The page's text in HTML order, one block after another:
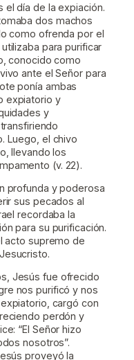
el día de la expiación.
dos machos
como ofrenda por el
para purificar
conocido como
ante el Señor para
ponía ambas
expiatorio y
y
Luego, el chivo
llevando los
(v. 22).
profunda y poderosa
sus pecados al
recordaba la
para su purificación.
acto supremo de
Jesús fue ofrecido
nos purificó y nos
cargó con
perdón y
“El Señor hizo
nosotros”.
proveyó la